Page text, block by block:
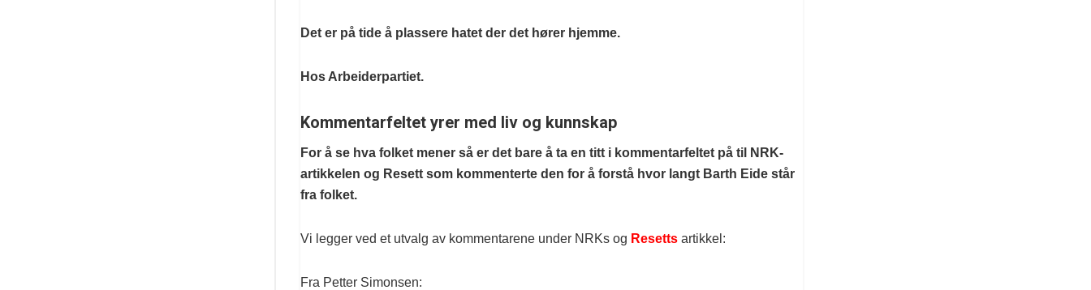
Det er på tide å plassere hatet der det hører hjemme.
Hos Arbeiderpartiet.
Kommentarfeltet yrer med liv og kunnskap
For å se hva folket mener så er det bare å ta en titt i kommentarfeltet på til NRK-
artikkelen og Resett som kommenterte den for å forstå hvor langt Barth Eide står
fra folket.
Vi legger ved et utvalg av kommentarene under NRKs og Resetts artikkel:
Fra Petter Simonsen: